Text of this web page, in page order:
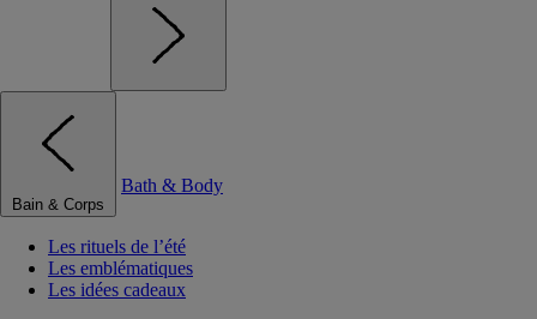
Bain & Corps
Bath & Body
Les rituels de l’été
Les emblématiques
Les idées cadeaux